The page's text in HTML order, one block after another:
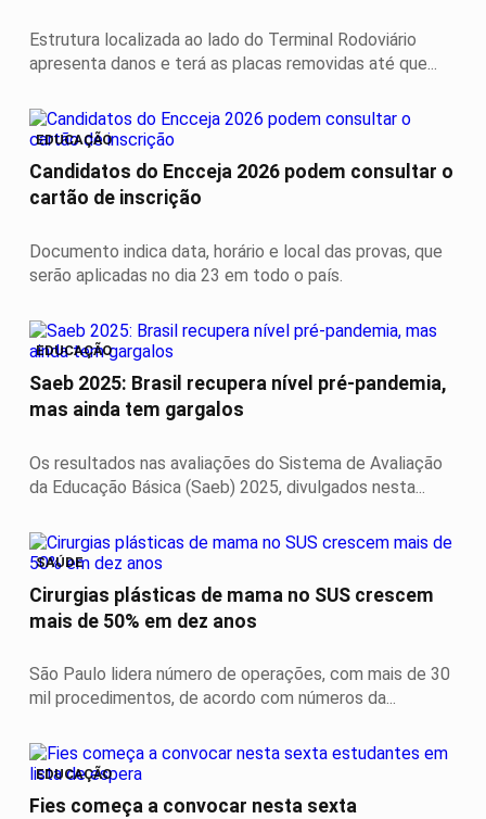
Estrutura localizada ao lado do Terminal Rodoviário
apresenta danos e terá as placas removidas até que...
EDUCAÇÃO
Candidatos do Encceja 2026 podem consultar o
cartão de inscrição
Documento indica data, horário e local das provas, que
serão aplicadas no dia 23 em todo o país.
EDUCAÇÃO
Saeb 2025: Brasil recupera nível pré-pandemia,
mas ainda tem gargalos
Os resultados nas avaliações do Sistema de Avaliação
da Educação Básica (Saeb) 2025, divulgados nesta...
SAÚDE
Cirurgias plásticas de mama no SUS crescem
mais de 50% em dez anos
São Paulo lidera número de operações, com mais de 30
mil procedimentos, de acordo com números da...
EDUCAÇÃO
Fies começa a convocar nesta sexta